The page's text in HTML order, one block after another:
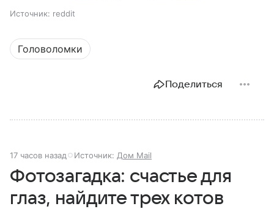
Источник: reddit
Головоломки
Поделиться
17 часов назад Источник: Дом Mail
Фотозагадка: счастье для
глаз, найдите трех котов